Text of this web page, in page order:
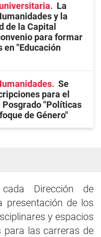
La
y la
de la Capital
para formar
en "Educación
Se
para el
"Políticas
de Género"
Dirección de
presentación de los
y espacios
para las carreras de